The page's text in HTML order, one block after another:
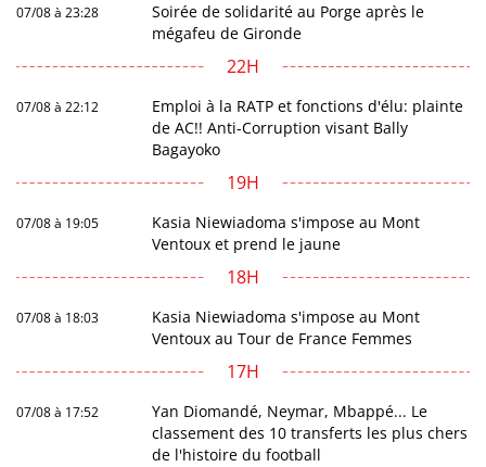
07/08 à 23:28
Soirée de solidarité au Porge après le
mégafeu de Gironde
22H
07/08 à 22:12
Emploi à la RATP et fonctions d'élu: plainte
de AC!! Anti-Corruption visant Bally
Bagayoko
19H
07/08 à 19:05
Kasia Niewiadoma s'impose au Mont
Ventoux et prend le jaune
18H
07/08 à 18:03
Kasia Niewiadoma s'impose au Mont
Ventoux au Tour de France Femmes
17H
07/08 à 17:52
Yan Diomandé, Neymar, Mbappé... Le
classement des 10 transferts les plus chers
de l'histoire du football